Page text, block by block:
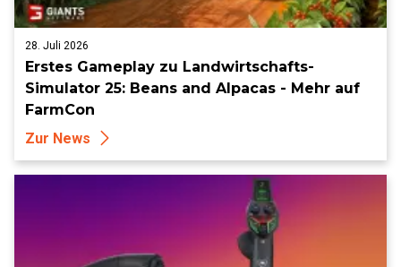
28. Juli 2026
Erstes Gameplay zu Landwirtschafts-
Simulator 25: Beans and Alpacas - Mehr auf
FarmCon
Zur News